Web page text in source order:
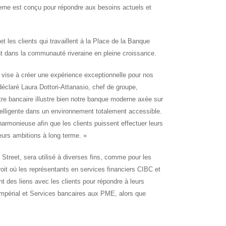
est conçu pour répondre aux besoins actuels et
les clients qui travaillent à la Place de la Banque
la communauté riveraine en pleine croissance.
à créer une expérience exceptionnelle pour nos
Laura Dottori-Attanasio, chef de groupe,
bancaire illustre bien notre banque moderne axée sur
dans un environnement totalement accessible.
afin que les clients puissent effectuer leurs
ambitions à long terme. »
sera utilisé à diverses fins, comme pour les
où les représentants en services financiers CIBC et
des liens avec les clients pour répondre à leurs
et Services bancaires aux PME, alors que